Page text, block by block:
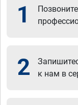
1
2
к нам в